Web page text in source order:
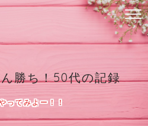
勝ち！50代の記録
ってみよー！！